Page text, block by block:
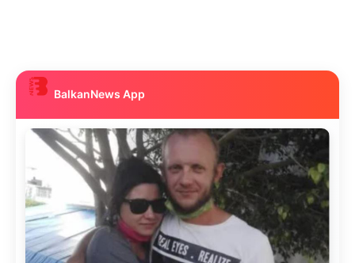
BalkanNews App